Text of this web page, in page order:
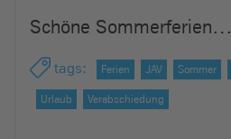
Schöne Sommerferien…
tags: Ferien JAV Sommer
Urlaub Verabschiedung